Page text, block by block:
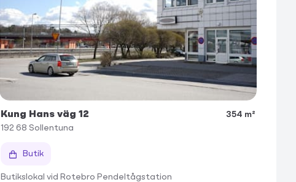
Kung Hans väg 12
354 m²
192 68 Sollentuna
Butik
Butikslokal vid Rotebro Pendeltågstation